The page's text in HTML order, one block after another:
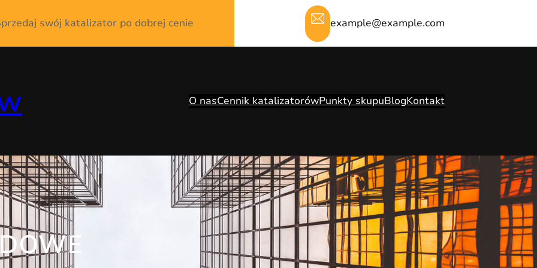
swój katalizator po dobrej cenie example@example.com
O nasCennik katalizatorówPunkty skupuBlogKontakt